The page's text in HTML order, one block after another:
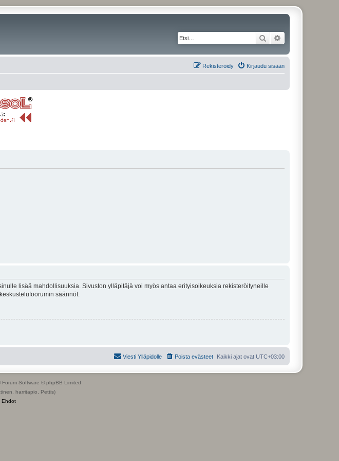
Etsi
Kirjaudu sisään
Rekisteröidy
lisää mahdollisuuksia. Sivuston ylläpitäjä voi myös antaa erityisoikeuksia rekisteröityneille
säännöt.
Kaikki ajat ovat UTC+03:00
Poista evästeet
Viesti Ylläpidolle
Forum Software © phpBB Limited
harritapio, Pettis)
Ehdot